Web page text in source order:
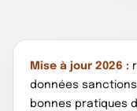
Mise à jour 2026 :
données sanctions
bonnes pratiques